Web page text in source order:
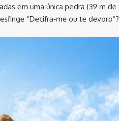
em uma única pedra (39 m de
“Decifra-me ou te devoro”?